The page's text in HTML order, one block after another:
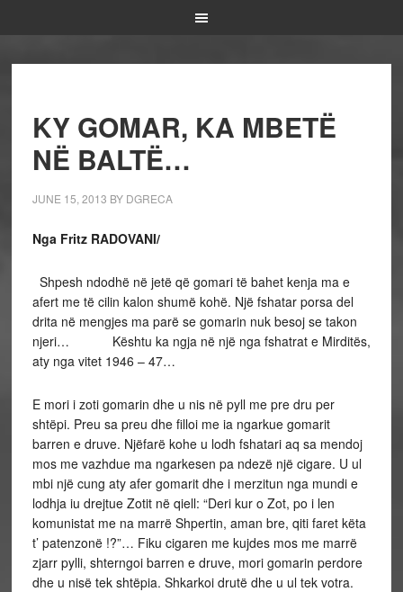
KY GOMAR, KA MBETË
NË BALTË…
JUNE 15, 2013 BY DGRECA
Nga Fritz RADOVANI/
Shpesh ndodhë në jetë që gomari të bahet kenja ma e
afert me të cilin kalon shumë kohë. Një fshatar porsa del
drita në mengjes ma parë se gomarin nuk besoj se takon
njeri… Kështu ka ngja në një nga fshatrat e Mirditës,
aty nga vitet 1946 – 47…
E mori i zoti gomarin dhe u nis në pyll me pre dru per
shtëpi. Preu sa preu dhe filloi me ia ngarkue gomarit
barren e druve. Njëfarë kohe u lodh fshatari aq sa mendoj
mos me vazhdue ma ngarkesen pa ndezë një cigare. U ul
mbi një cung aty afer gomarit dhe i merzitun nga mundi e
lodhja iu drejtue Zotit në qiell: “Deri kur o Zot, po i len
komunistat me na marrë Shpertin, aman bre, qiti faret këta
t’ patenzonë !?”… Fiku cigaren me kujdes mos me marrë
zjarr pylli, shterngoi barren e druve, mori gomarin perdore
dhe u nisë tek shtëpia. Shkarkoi drutë dhe u ul tek votra.